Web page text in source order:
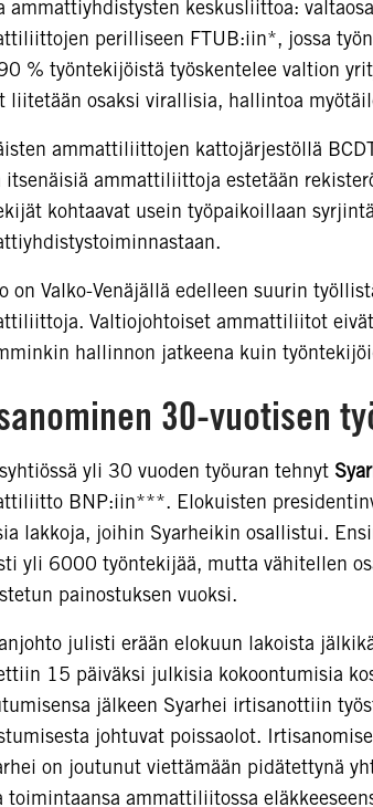
ammattiyhdistysten keskusliittoa:
perilliseen FTUB:iin*, jossa
% työntekijöistä työskentelee valtion
liitetään osaksi virallisia, hallintoa
ammattiliittojen kattojärjestöllä
itsenäisiä ammattiliittoja estetään
kohtaavat usein työpaikoillaan
on Valko-Venäjällä edelleen suurin
Valtiojohtoiset ammattiliitot
hallinnon jatkeena kuin
30-vuotisen
yli 30 vuoden työuran tehnyt
BNP:iin***. Elokuisten
lakkoja, joihin Syarheikin osallistui.
yli 6000 työntekijää, mutta vähitellen
painostuksen vuoksi.
julisti erään elokuun lakoista
15 päiväksi julkisia kokoontumisia
jälkeen Syarhei irtisanottiin
johtuvat poissaolot.
on joutunut viettämään pidätettynä
toimintaansa ammattiliitossa